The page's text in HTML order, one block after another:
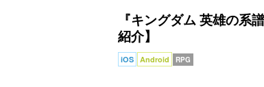
『キングダム 英雄の系
紹介】
iOS Android RPG